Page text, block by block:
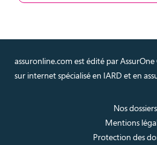
assuronline.com est édité par
sur internet spécialisé en IARD et en
Nos dossiers
Mentions
Protection des